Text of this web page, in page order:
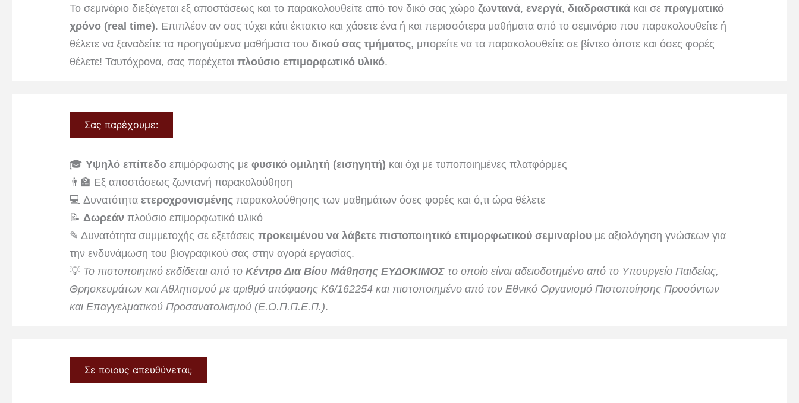
Το σεμινάριο διεξάγεται εξ αποστάσεως και το παρακολουθείτε από τον δικό σας χώρο ζωντανά, ενεργά, διαδραστικά και σε πραγματικό
χρόνο (real time). Επιπλέον αν σας τύχει κάτι έκτακτο και χάσετε ένα ή και περισσότερα μαθήματα από το σεμινάριο που παρακολουθείτε ή
θέλετε να ξαναδείτε τα προηγούμενα μαθήματα του δικού σας τμήματος, μπορείτε να τα παρακολουθείτε σε βίντεο όποτε και όσες φορές
θέλετε! Ταυτόχρονα, σας παρέχεται πλούσιο επιμορφωτικό υλικό.
Σας παρέχουμε:
🎓 Υψηλό επίπεδο επιμόρφωσης με φυσικό ομιλητή (εισηγητή) και όχι με τυποποιημένες πλατφόρμες
👨‍🏫 Εξ αποστάσεως ζωντανή παρακολούθηση
💻 Δυνατότητα ετεροχρονισμένης παρακολούθησης των μαθημάτων όσες φορές και ό,τι ώρα θέλετε
📝 Δωρεάν πλούσιο επιμορφωτικό υλικό
✎ Δυνατότητα συμμετοχής σε εξετάσεις προκειμένου να λάβετε πιστοποιητικό επιμορφωτικού σεμιναρίου με αξιολόγηση γνώσεων για
την ενδυνάμωση του βιογραφικού σας στην αγορά εργασίας.
💡 Το πιστοποιητικό εκδίδεται από το Κέντρο Δια Βίου Μάθησης ΕΥΔΟΚΙΜΟΣ το οποίο είναι αδειοδοτημένο από το Υπουργείο Παιδείας,
Θρησκευμάτων και Αθλητισμού με αριθμό απόφασης Κ6/162254 και πιστοποιημένο από τον Εθνικό Οργανισμό Πιστοποίησης Προσόντων
και Επαγγελματικού Προσανατολισμού (Ε.Ο.Π.Π.Ε.Π.).
Σε ποιους απευθύνεται;